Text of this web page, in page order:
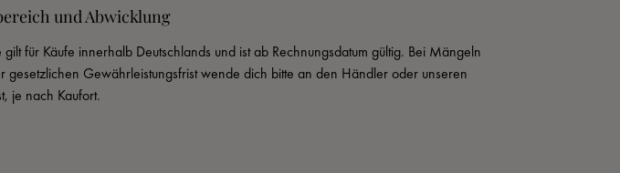
und Abwicklung
für Käufe innerhalb Deutschlands und ist ab Rechnungsdatum gültig. Bei Mängeln
gesetzlichen Gewährleistungsfrist wende dich bitte an den Händler oder unseren
je nach Kaufort.